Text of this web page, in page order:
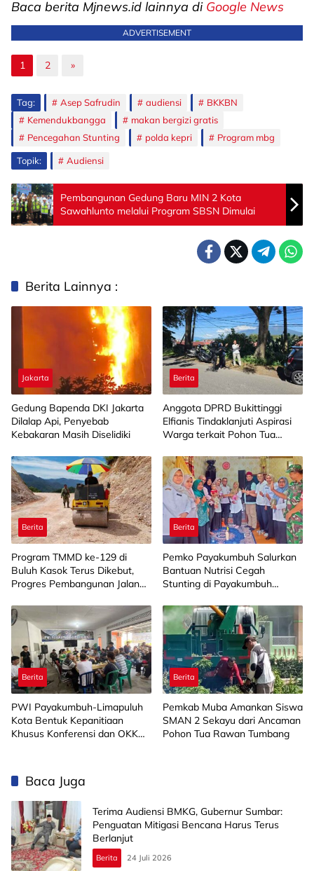
Baca berita Mjnews.id lainnya di Google News
ADVERTISEMENT
1 2 »
Tag: Asep Safrudin audiensi
BKKBN
Kemendukbangga
makan bergizi gratis
Pencegahan Stunting
polda kepri Program mbg
Topik: Audiensi
Pembangunan Gedung Baru MIN 2 Kota
Sawahlunto melalui Program SBSN Dimulai
Berita Lainnya :
Jakarta
Gedung Bapenda DKI Jakarta
Dilalap Api, Penyebab
Kebakaran Masih Diselidiki
Berita
Anggota DPRD Bukittinggi
Elfianis Tindaklanjuti Aspirasi
Warga terkait Pohon Tua
Berita
Program TMMD ke-129 di
Buluh Kasok Terus Dikebut,
Progres Pembangunan Jalan
Berita
Pemko Payakumbuh Salurkan
Bantuan Nutrisi Cegah
Stunting di Payakumbuh
Berita
PWI Payakumbuh-Limapuluh
Kota Bentuk Kepanitiaan
Khusus Konferensi dan OKK
Berita
Pemkab Muba Amankan Siswa
SMAN 2 Sekayu dari Ancaman
Pohon Tua Rawan Tumbang
Baca Juga
Terima Audiensi BMKG, Gubernur Sumbar:
Penguatan Mitigasi Bencana Harus Terus
Berlanjut
Berita 24 Juli 2026